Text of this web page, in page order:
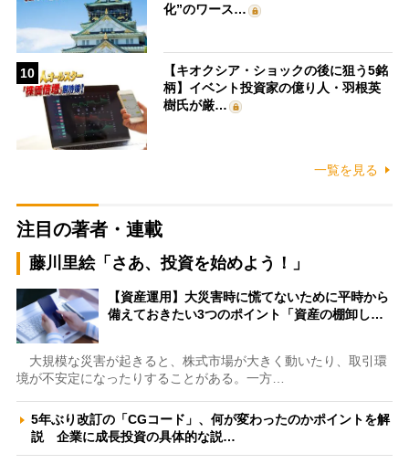
化”のワース…
10
【キオクシア・ショックの後に狙う5銘
柄】イベント投資家の億り人・羽根英
樹氏が厳…
一覧を見る
注目の著者・連載
藤川里絵「さあ、投資を始めよう！」
【資産運用】大災害時に慌てないために平時から
備えておきたい3つのポイント「資産の棚卸し…
大規模な災害が起きると、株式市場が大きく動いたり、取引環
境が不安定になったりすることがある。一方…
5年ぶり改訂の「CGコード」、何が変わったのかポイントを解
説 企業に成長投資の具体的な説…